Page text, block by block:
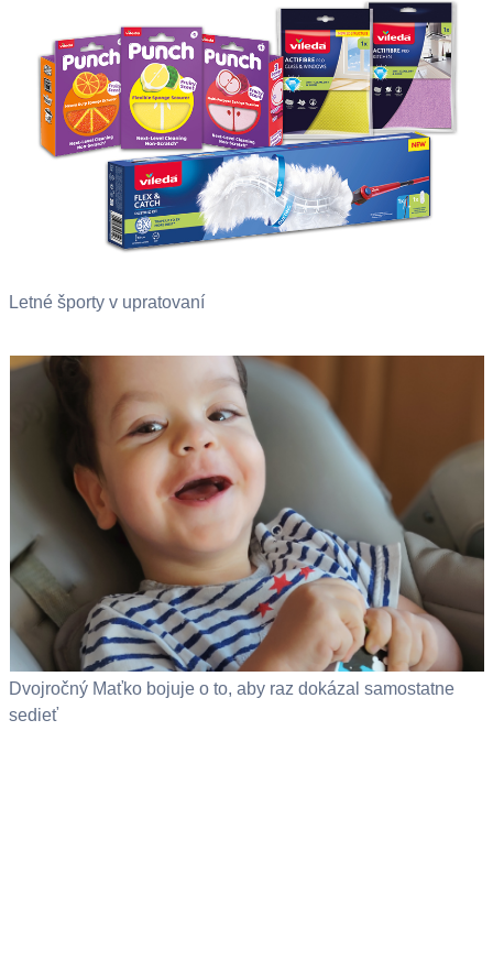
Letné športy v upratovaní
Dvojročný Maťko bojuje o to, aby raz dokázal samostatne
sedieť